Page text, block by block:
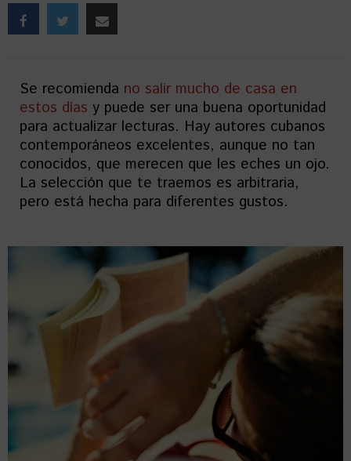
Se recomienda no salir mucho de casa en
estos días y puede ser una buena oportunidad
para actualizar lecturas. Hay autores cubanos
contemporáneos excelentes, aunque no tan
conocidos, que merecen que les eches un ojo.
La selección que te traemos es arbitraria,
pero está hecha para diferentes gustos.